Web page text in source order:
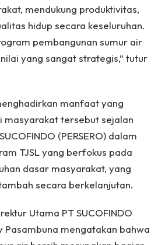
mendukung produktivitas,
hidup secara keseluruhan.
pembangunan sumur air
yang sangat strategis,” tutur
manfaat yang
masyarakat tersebut sejalan
(PERSERO) dalam
TJSL yang berfokus pada
dasar masyarakat, yang
secara berkelanjutan.
Utama PT SUCOFINDO
Pasambuna mengatakan bahwa